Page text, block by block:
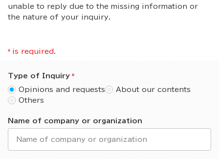
unable to reply due to the missing information or
the nature of your inquiry.
* is required.
Type of Inquiry
Opinions and requests
About our contents
Others
Name of company or organization